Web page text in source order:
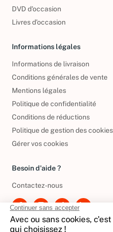
DVD d'occasion
Livres d’occasion
Informations légales
Informations de livraison
Conditions générales de vente
Mentions légales
Politique de confidentialité
Conditions de réductions
Politique de gestion des cookies
Gérer vos cookies
Besoin d'aide ?
Contactez-nous
International